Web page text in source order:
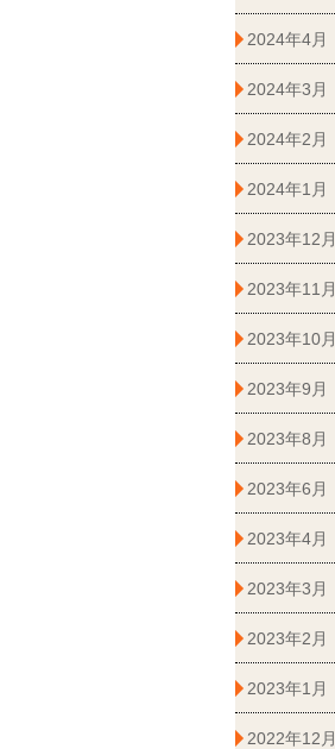
2024年4月
2024年3月
2024年2月
2024年1月
2023年12月
2023年11月
2023年10月
2023年9月
2023年8月
2023年6月
2023年4月
2023年3月
2023年2月
2023年1月
2022年12月